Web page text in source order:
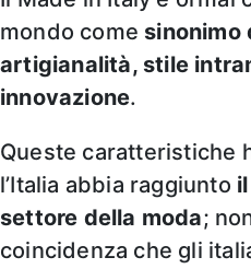
mondo come sinonimo
artigianalità, stile
innovazione.
Queste caratteristiche
l’Italia abbia raggiunto
settore della moda;
coincidenza che gli